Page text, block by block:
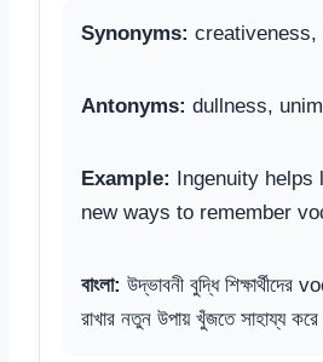
Synonyms: creativeness,
Antonyms: dullness,
Example: Ingenuity helps
new ways to remember
বাংলা: উদ্ভাবনী বুদ্ধি
রাখার নতুন উপায় খুঁজতে সাহায্য